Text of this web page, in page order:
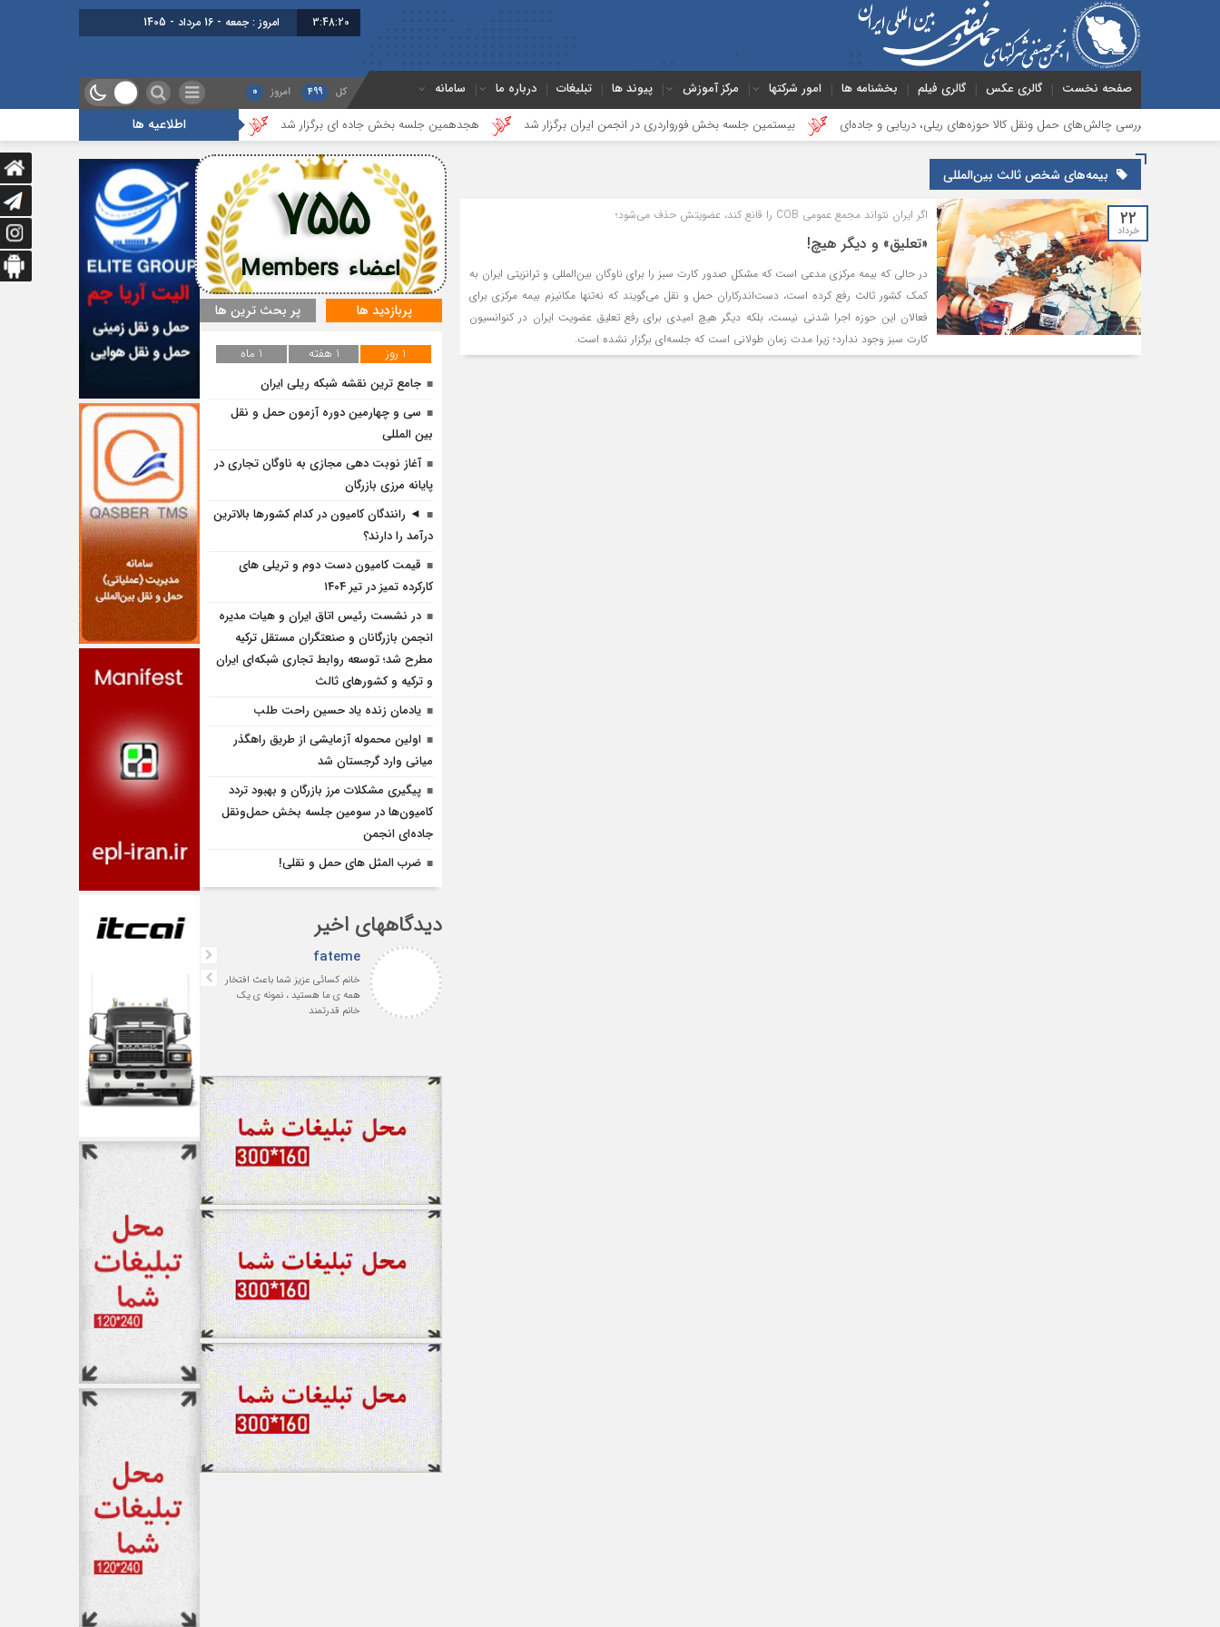
3:48:20 امروز : جمعه - 16 مرداد - 1405
صفحه نخست گالری عکس گالری فیلم بخشنامه ها امور شرکتها مرکز آموزش پیوند ها تبلیغات درباره ما سامانه کل 499 امروز 0
اطلاعیه ها بررسی چالش‌های حمل ونقل کالا حوزه‌های ریلی، دریایی و جاده‌ای بیستمین جلسه بخش فورواردری در انجمن ایران برگزار شد هجدهمین جلسه بخش جاده ای برگزار شد گزارشی از آخرین جلسه بخش گمرک ، بیمه و ترانزیت
بیمه‌های شخص ثالث بین‌المللی
۲۲
خرداد
اگر ایران نتواند مجمع عمومی COB را قانع کند، عضویتش حذف می‌شود؛
«تعلیق» و دیگر هیچ!
در حالی که بیمه مرکزی مدعی است که مشکل صدور کارت سبز را برای ناوگان بین‌المللی و ترانزیتی ایران به
کمک کشور ثالث رفع کرده است، دست‌اندرکاران حمل و نقل می‌گویند که نه‌تنها مکانیزم بیمه مرکزی برای
فعالان این حوزه اجرا شدنی نیست، بلکه دیگر هیچ امیدی برای رفع تعلیق عضویت ایران در کنوانسیون
کارت سبز وجود ندارد؛ زیرا مدت زمان طولانی است که جلسه‌ای برگزار نشده است.
اعضاء Members
755
پربازدید ها پر بحث ترین ها
1 روز 1 هفته
1 ماه
جامع ترین نقشه شبکه ریلی ایران
سی و چهارمین دوره آزمون حمل و نقل
بین المللی
آغاز نوبت دهی مجازی به ناوگان تجاری در
پایانه مرزی بازرگان
◄ رانندگان کامیون در کدام کشورها بالاترین
درآمد را دارند؟
قیمت کامیون دست دوم و تریلی‌ های
کارکرده تمیز در تیر ۱۴۰۴
در نشست رئیس اتاق ایران و هیات مدیره
انجمن بازرگانان و صنعتگران مستقل ترکیه
مطرح شد؛ توسعه روابط تجاری شبکه‌ای ایران
و ترکیه و کشورهای ثالث
یادمان زنده یاد حسین راحت طلب
اولین محموله آزمایشی از طریق راهگذر
میانی وارد گرجستان شد
پیگیری مشکلات مرز بازرگان و بهبود تردد
کامیون‌ها در سومین جلسه بخش حمل‌ونقل
جاده‌ای انجمن
ضرب المثل های حمل و نقلی!
دیدگاههای اخیر
سمساری‌لر پیشکسوت ارجمند
رئیس اسبق انجمن صنفی
شرکت‌های حمل‌ونقل
ایران
fateme
خانم کسائی عزیز شما باعث افتخار
همه ی ما هستید ، نمونه ی یک
خانم قدرتمند